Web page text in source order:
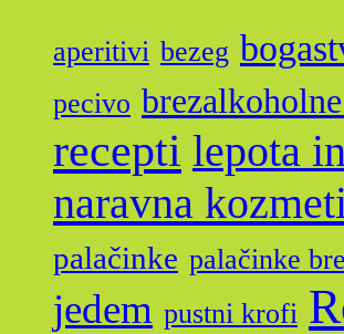
aperitivi bezeg
pecivo
recepti lepota
naravna
palačinke palačinke
jedem pustni krofi